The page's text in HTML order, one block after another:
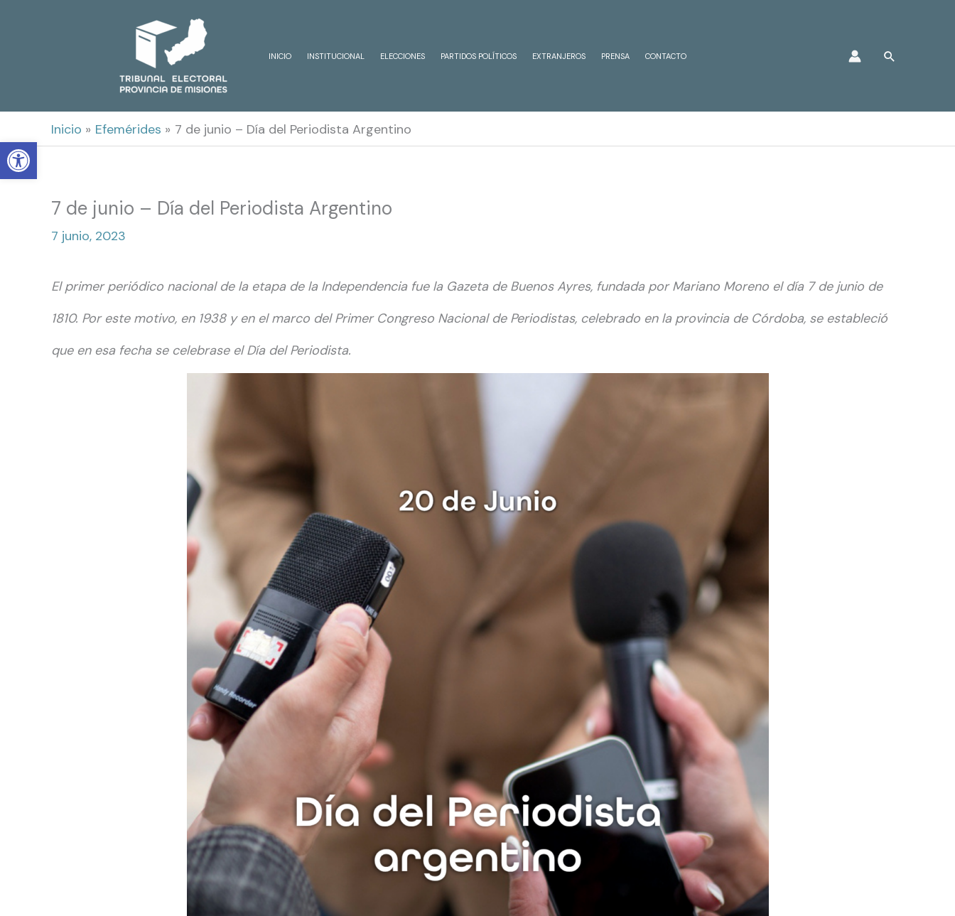
Open toolbar
INICIO INSTITUCIONAL ELECCIONES PARTIDOS POLÍTICOS EXTRANJEROS PRENSA CONTACTO Buscar
Inicio Efemérides 7 de junio – Día del Periodista Argentino
7 de junio – Día del Periodista Argentino
7 junio, 2023
El primer periódico nacional de la etapa de la Independencia fue la Gazeta de Buenos Ayres, fundada por Mariano Moreno el día 7 de junio de
1810. Por este motivo, en 1938 y en el marco del Primer Congreso Nacional de Periodistas, celebrado en la provincia de Córdoba, se estableció
que en esa fecha se celebrase el Día del Periodista.